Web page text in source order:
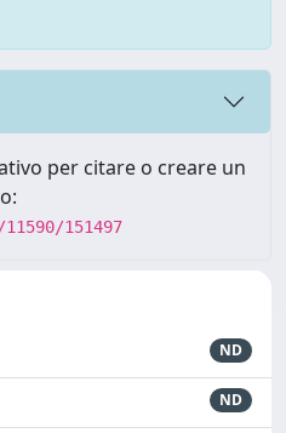
per citare o creare un
151497
ND
ND